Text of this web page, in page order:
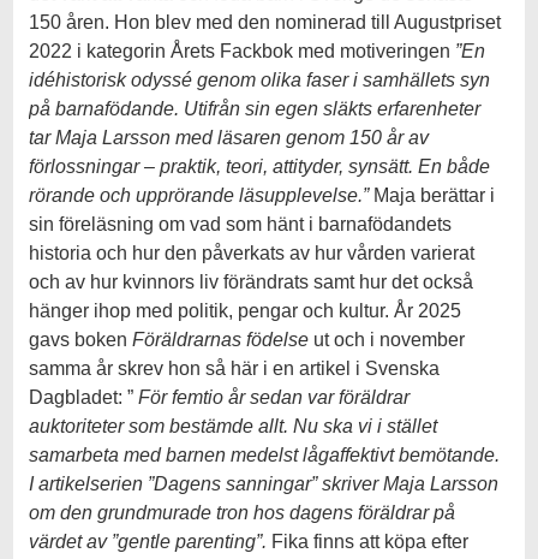
150 åren. Hon blev med den nominerad till Augustpriset
2022 i kategorin Årets Fackbok med motiveringen ”En
idéhistorisk odyssé genom olika faser i samhällets syn
på barnafödande. Utifrån sin egen släkts erfarenheter
tar Maja Larsson med läsaren genom 150 år av
förlossningar – praktik, teori, attityder, synsätt. En både
rörande och upprörande läsupplevelse.” Maja berättar i
sin föreläsning om vad som hänt i barnafödandets
historia och hur den påverkats av hur vården varierat
och av hur kvinnors liv förändrats samt hur det också
hänger ihop med politik, pengar och kultur. År 2025
gavs boken Föräldrarnas födelse ut och i november
samma år skrev hon så här i en artikel i Svenska
Dagbladet: ” För femtio år sedan var föräldrar
auktoriteter som bestämde allt. Nu ska vi i stället
samarbeta med barnen medelst lågaffektivt bemötande.
I artikelserien ”Dagens sanningar” skriver Maja Larsson
om den grundmurade tron hos dagens föräldrar på
värdet av ”gentle parenting”. Fika finns att köpa efter